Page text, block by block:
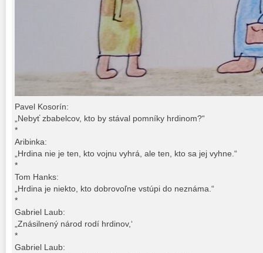
Pavel Kosorín:
„Nebyť zbabelcov, kto by stával pomníky hrdinom?“
*
Aribinka:
„Hrdina nie je ten, kto vojnu vyhrá, ale ten, kto sa jej vyhne.“
*
Tom Hanks:
„Hrdina je niekto, kto dobrovoľne vstúpi do neznáma.“
*
Gabriel Laub:
„Znásilnený národ rodí hrdinov,‘
*
Gabriel Laub: